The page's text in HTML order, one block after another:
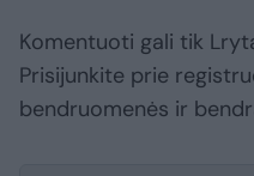
Komentuoti gali tik
Prisijunkite prie
bendruomenės ir